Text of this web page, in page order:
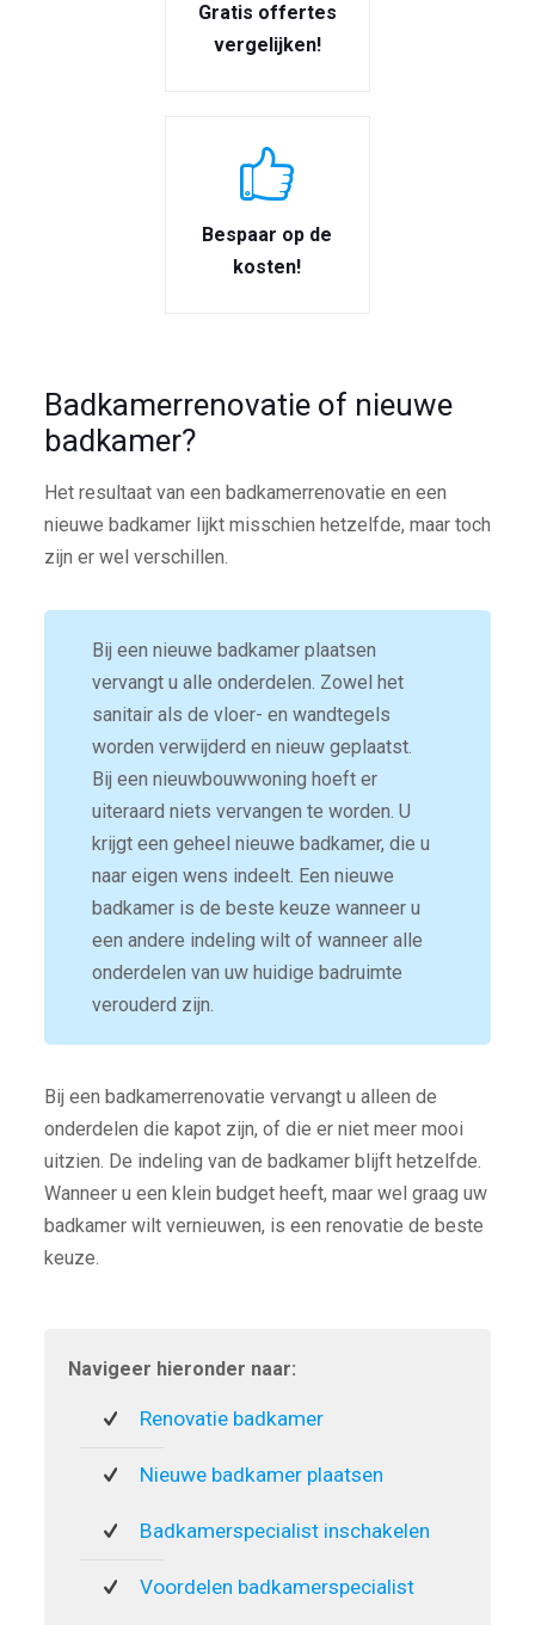
Gratis offertes
vergelijken!
Bespaar op de
kosten!
Badkamerrenovatie of nieuwe
badkamer?
Het resultaat van een badkamerrenovatie en een
nieuwe badkamer lijkt misschien hetzelfde, maar toch
zijn er wel verschillen.
Bij een nieuwe badkamer plaatsen
vervangt u alle onderdelen. Zowel het
sanitair als de vloer- en wandtegels
worden verwijderd en nieuw geplaatst.
Bij een nieuwbouwwoning hoeft er
uiteraard niets vervangen te worden. U
krijgt een geheel nieuwe badkamer, die u
naar eigen wens indeelt. Een nieuwe
badkamer is de beste keuze wanneer u
een andere indeling wilt of wanneer alle
onderdelen van uw huidige badruimte
verouderd zijn.
Bij een badkamerrenovatie vervangt u alleen de
onderdelen die kapot zijn, of die er niet meer mooi
uitzien. De indeling van de badkamer blijft hetzelfde.
Wanneer u een klein budget heeft, maar wel graag uw
badkamer wilt vernieuwen, is een renovatie de beste
keuze.
Navigeer hieronder naar:
Renovatie badkamer
Nieuwe badkamer plaatsen
Badkamerspecialist inschakelen
Voordelen badkamerspecialist